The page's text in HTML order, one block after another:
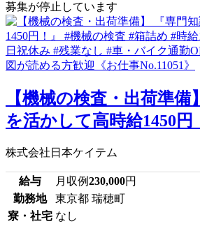
募集が停止しています
【機械の検査・出荷準備
を活かして高時給1450円
株式会社日本ケイテム
給与 月収例230,000円
勤務地
東京都 瑞穂町
寮・社宅 なし